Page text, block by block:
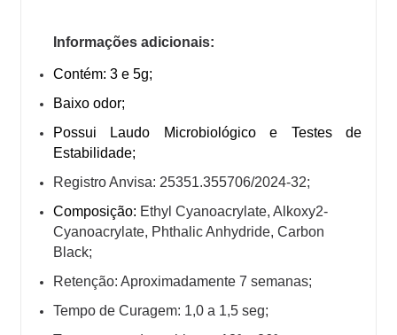
Informações adicionais:
Contém: 3 e 5g;
Baixo odor;
Possui Laudo Microbiológico e Testes de
Estabilidade;
Registro Anvisa: 25351.355706/2024-32;
Composição: Ethyl Cyanoacrylate, Alkoxy2-
Cyanoacrylate, Phthalic Anhydride, Carbon
Black;
Retenção: Aproximadamente 7 semanas;
Tempo de Curagem: 1,0 a 1,5 seg;